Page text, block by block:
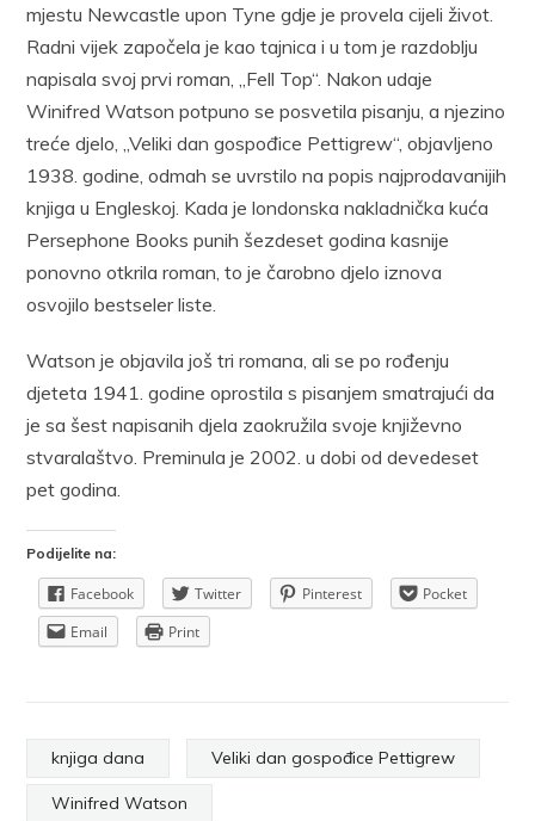
mjestu Newcastle upon Tyne gdje je provela cijeli život.
Radni vijek započela je kao tajnica i u tom je razdoblju
napisala svoj prvi roman, „Fell Top“. Nakon udaje
Winifred Watson potpuno se posvetila pisanju, a njezino
treće djelo, „Veliki dan gospođice Pettigrew“, objavljeno
1938. godine, odmah se uvrstilo na popis najprodavanijih
knjiga u Engleskoj. Kada je londonska nakladnička kuća
Persephone Books punih šezdeset godina kasnije
ponovno otkrila roman, to je čarobno djelo iznova
osvojilo bestseler liste.
Watson je objavila još tri romana, ali se po rođenju
djeteta 1941. godine oprostila s pisanjem smatrajući da
je sa šest napisanih djela zaokružila svoje književno
stvaralaštvo. Preminula je 2002. u dobi od devedeset
pet godina.
Podijelite na:
Facebook Twitter Pinterest
Pocket
Email
Print
knjiga dana Veliki dan gospođice Pettigrew
Winifred Watson